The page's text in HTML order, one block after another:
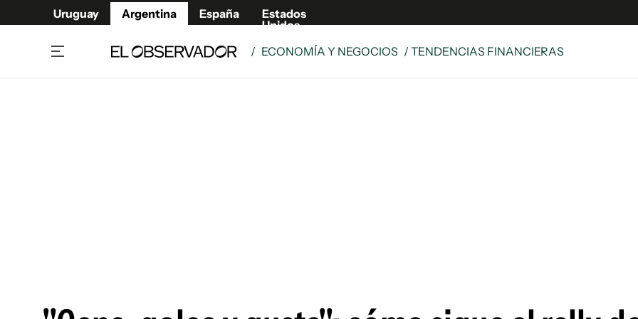
Uruguay Argentina España
Estados
Unidos
/ ECONOMÍA Y NEGOCIOS / TENDENCIAS FINANCIERAS